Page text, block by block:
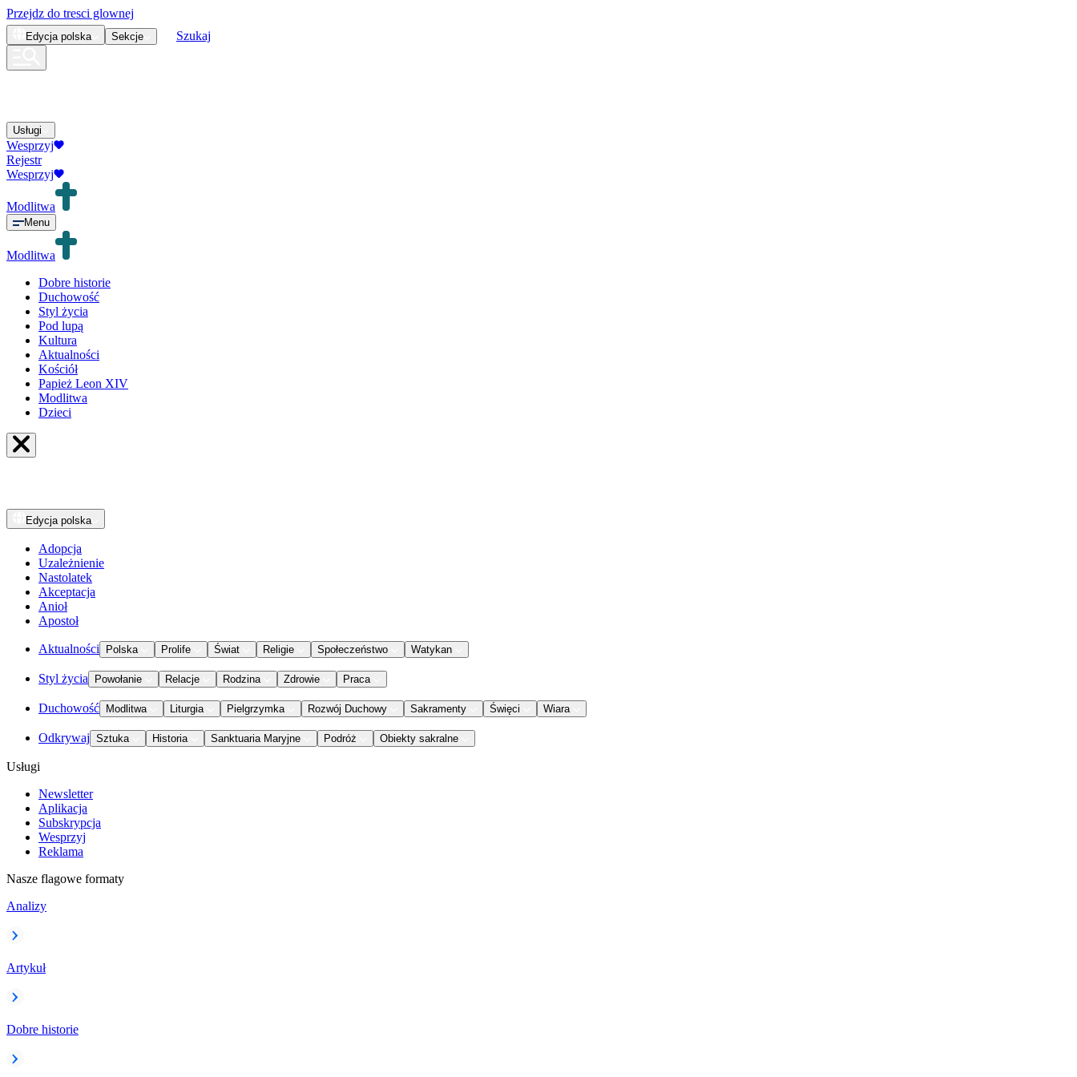
Przejdz do tresci glownej
Edycja polska Sekcje Szukaj
Usługi
Wesprzyj
Rejestr
Wesprzyj
Modlitwa
Menu
Modlitwa
Dobre historie
Duchowość
Styl życia
Pod lupą
Kultura
Aktualności
Kościół
Papież Leon XIV
Modlitwa
Dzieci
Edycja polska
Adopcja
Uzależnienie
Nastolatek
Akceptacja
Anioł
Apostoł
Aktualności Polska Prolife Świat Religie Społeczeństwo Watykan
Styl życia Powołanie Relacje Rodzina Zdrowie Praca
Duchowość Modlitwa Liturgia Pielgrzymka Rozwój Duchowy Sakramenty Święci Wiara
Odkrywaj Sztuka Historia Sanktuaria Maryjne Podróż Obiekty sakralne
Usługi
Newsletter
Aplikacja
Subskrypcja
Wesprzyj
Reklama
Nasze flagowe formaty
Analizy
Artykuł
Dobre historie